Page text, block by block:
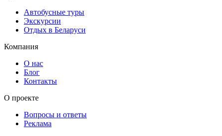
Автобусные туры
Экскурсии
Отдых в Беларуси
Компания
О нас
Блог
Контакты
О проекте
Вопросы и ответы
Реклама